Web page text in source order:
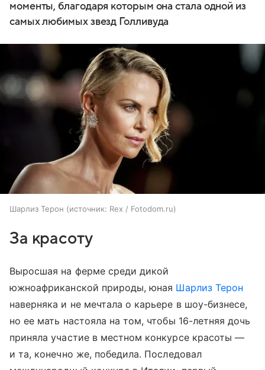
моменты, благодаря которым она стала одной из
самых любимых звезд Голливуда
Шарлиз Терон источник: Rex / Fotodom.ru
За красоту
Выросшая на ферме среди дикой
южноафриканской природы, юная Шарлиз Терон
наверняка и не мечтала о карьере в шоу-бизнесе,
но ее мать настояла на том, чтобы 16-летняя дочь
приняла участие в местном конкурсе красоты —
и та, конечно же, победила. Последовал